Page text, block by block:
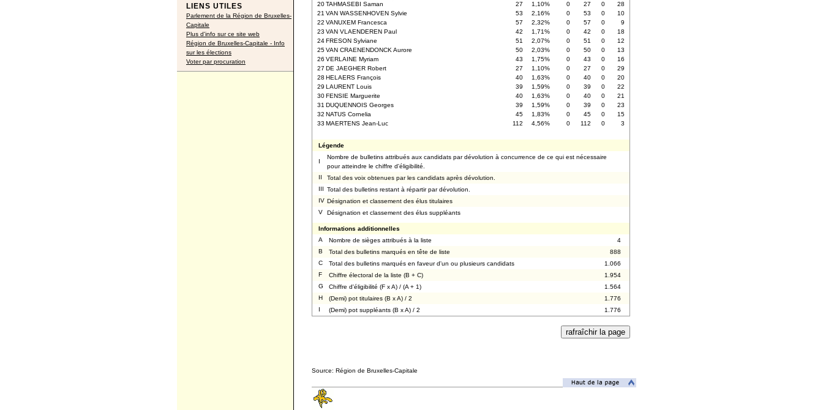
LIENS UTILES
Parlement de la Région de Bruxelles-
Capitale
Plus d'info sur ce site web
Région de Bruxelles-Capitale - Info
sur les élections
Voter par procuration
20TAHMASEBI Saman 27 1,10% 0 27 0
28
21 VAN WASSENHOVEN Sylvie 53 2,16% 0 53 0
10
22 VANUXEM Francesca 57 2,32% 0 57 0
9
23 VAN VLAENDEREN Paul 42 1,71% 0 42 0
18
24FRESON Sylviane 51 2,07% 0 51 0
12
25VAN CRAENENDONCK Aurore 50 2,03% 0 50 0
13
26 VERLAINE Myriam 43 1,75% 0 43 0
16
27 DE JAEGHER Robert 27 1,10% 0 27 0
29
28 HELAERS François 40 1,63% 0 40 0
20
29 LAURENT Louis 39 1,59% 0 39 0
22
30FENSIE Marguerite 40 1,63% 0 40 0
21
31 DUQUENNOIS Georges 39 1,59% 0 39 0
23
32 NATUS Cornelia 45 1,83% 0 45 0
15
33 MAERTENS Jean-Luc 112 4,56% 0 112 0 3
Légende
I
Nombre de bulletins attribués aux candidats par dévolution à concurrence de ce qui est nécessaire
pour atteindre le chiffre d'éligibilité.
II
Total des voix obtenues par les candidats après dévolution.
III Total des bulletins restant à répartir par dévolution.
IV Désignation et classement des élus titulaires
V
Désignation et classement des élus suppléants
Informations additionnelles
A
Nombre de sièges attribués à la liste
4
B
Total des bulletins marqués en tête de liste
888
C
Total des bulletins marqués en faveur d'un ou plusieurs candidats
1.066
F
Chiffre électoral de la liste (B + C)
1.954
G
Chiffre d'éligibilité (F x A) / (A + 1)
1.564
H
(Demi) pot titulaires (B x A) / 2
1.776
I
(Demi) pot suppléants (B x A) / 2 1.776
Source: Région de Bruxelles-Capitale